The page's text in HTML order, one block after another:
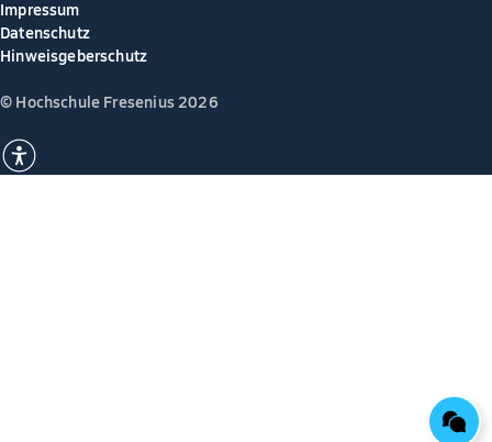
Impressum
Datenschutz
Hinweisgeberschutz
© Hochschule Fresenius 2026